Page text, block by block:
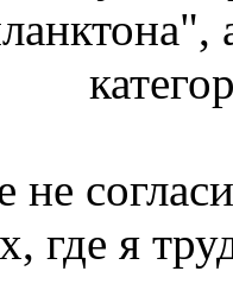
не
где я